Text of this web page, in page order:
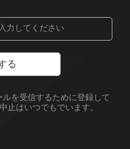
る
を受信するために登録して
止はいつでもでいます。